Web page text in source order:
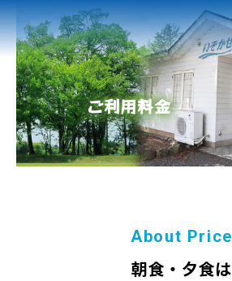
ご利用料金
朝食・夕食は